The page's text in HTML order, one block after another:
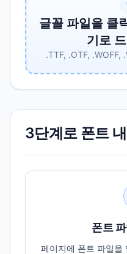
글꼴 파일을 클
기로
.TTF, .OTF, .WOFF,
3단계로 폰트
폰트
페이지에 폰트 파일을